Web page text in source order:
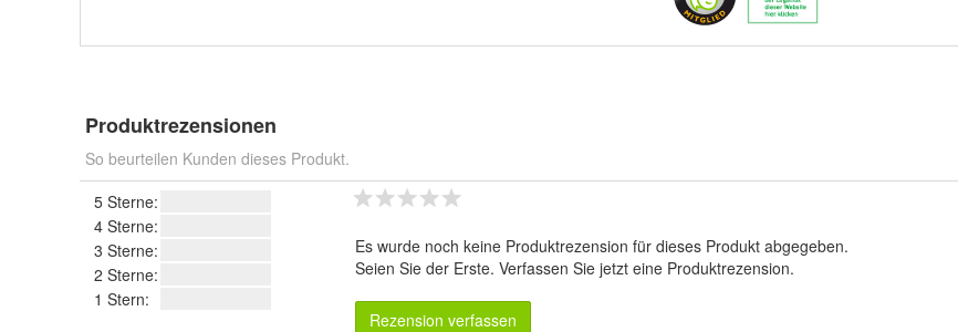
Produktrezensionen
So beurteilen Kunden dieses Produkt.
5 Sterne:
4 Sterne:
3 Sterne:
2 Sterne:
1 Stern:
Es wurde noch keine Produktrezension für dieses Produkt abgegeben.
Seien Sie der Erste. Verfassen Sie jetzt eine Produktrezension.
Rezension verfassen